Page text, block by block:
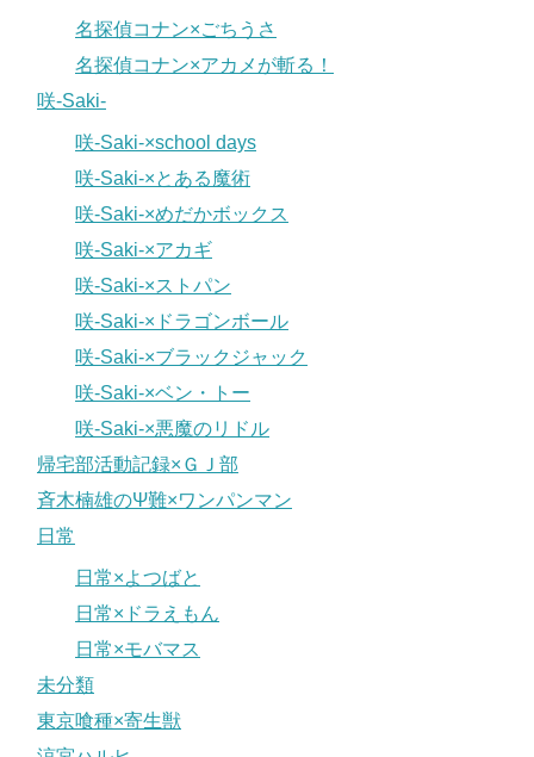
名探偵コナン×ごちうさ
名探偵コナン×アカメが斬る！
咲-Saki-
咲-Saki-×school days
咲-Saki-×とある魔術
咲-Saki-×めだかボックス
咲-Saki-×アカギ
咲-Saki-×ストパン
咲-Saki-×ドラゴンボール
咲-Saki-×ブラックジャック
咲-Saki-×ベン・トー
咲-Saki-×悪魔のリドル
帰宅部活動記録×ＧＪ部
斉木楠雄のΨ難×ワンパンマン
日常
日常×よつばと
日常×ドラえもん
日常×モバマス
未分類
東京喰種×寄生獣